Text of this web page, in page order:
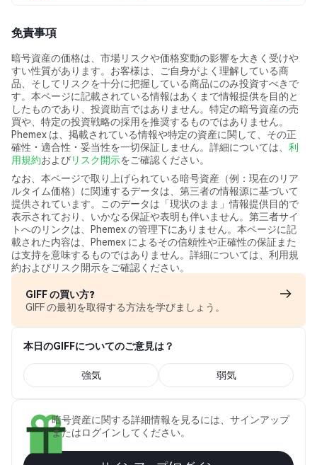
免責事項
暗号資産の価格は、市場リスクや価格変動の影響を大きく受けや
すい性質があります。お客様は、ご自身がよく理解している商
品、そしてリスクを十分に把握している商品にのみ投資すべきで
す。本ページに記載されている情報はあくまで情報提供を目的と
したものであり、投資助言ではありません。特定の暗号資産の売
買や、特定の投資戦略の採用を推奨するものではありません。
Phemex は、掲載されている情報や特定の資産に関して、その正
確性・適合性・妥当性を一切保証しません。詳細については、 利
用規約およびリスク開示をご確認ください。
なお、本ページで取り上げられている暗号資産（例：現在のリア
ルタイム価格）に関連するデータは、第三者の情報源に基づいて
提供されています。このデータは「現状のまま」情報提供目的で
表示されており、いかなる保証や表明も伴いません。第三者サイ
トへのリンクは、Phemex の管理下にありません。本ページに記
載された内容は、Phemex によるその信頼性や正確性の保証また
は支持を意味するものではありません。詳細については、利用規
約およびリスク開示をご確認ください。
GIFF の買い方?
GIFF の最初を取得する方法を学びましょう。
本日のGIFFについてのご意見は？
強気 弱気
暗号資産に関する詳細情報を見るには、サインアップ
またはログインしてください。